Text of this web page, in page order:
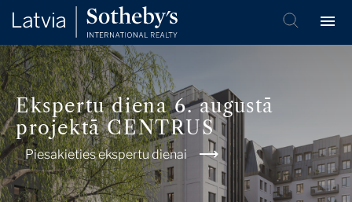
Ekspertu diena 6. augustā
projektā CENTRUS
Piesakieties ekspertu dienai